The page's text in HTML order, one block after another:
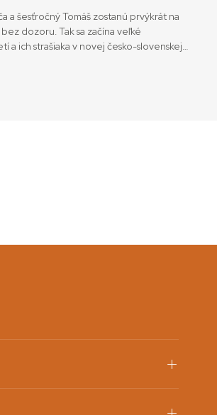
a šesťročný Tomáš zostanú prvýkrát na
dozoru. Tak sa začína veľké
a ich strašiaka v novej česko-slovenskej
snímkou Prišla v noci (2023). Získala dva